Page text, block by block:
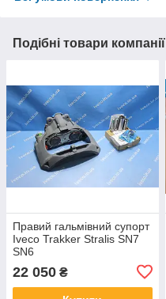
Подібні товари компанії
Правий гальмівний супорт
Iveco Trakker Stralis SN7
SN6
22 050 ₴